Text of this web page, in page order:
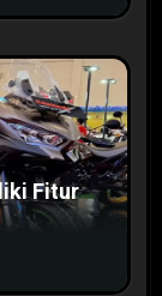
Fitur